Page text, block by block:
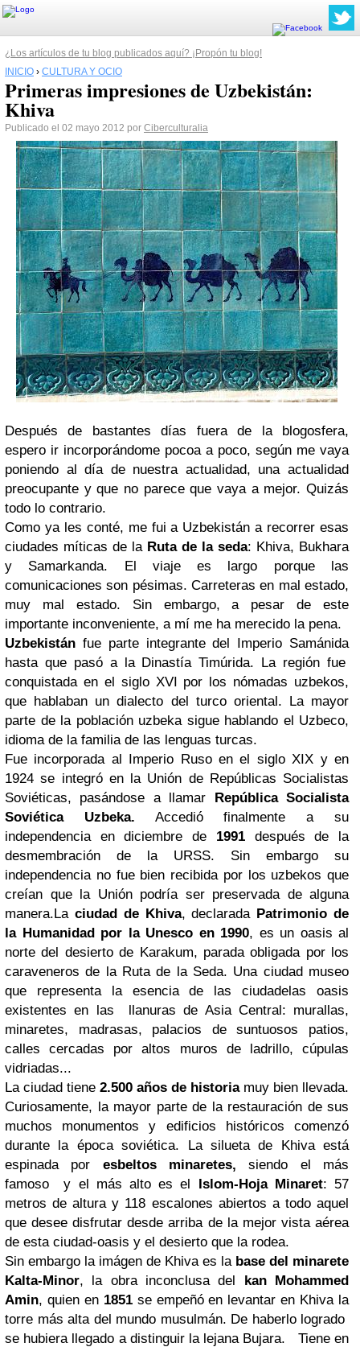
¿Los artículos de tu blog publicados aquí? ¡Propón tu blog!
INICIO › CULTURA Y OCIO
Primeras impresiones de Uzbekistán:
Khiva
Publicado el 02 mayo 2012 por Ciberculturalia
Después de bastantes días fuera de la blogosfera,
espero ir incorporándome pocoa a poco, según me vaya
poniendo al día de nuestra actualidad, una actualidad
preocupante y que no parece que vaya a mejor. Quizás
todo lo contrario.
Como ya les conté, me fui a Uzbekistán a recorrer esas
ciudades míticas de la Ruta de la seda: Khiva, Bukhara
y Samarkanda. El viaje es largo porque las
comunicaciones son pésimas. Carreteras en mal estado,
muy mal estado. Sin embargo, a pesar de este
importante inconveniente, a mí me ha merecido la pena.
Uzbekistán fue parte integrante del Imperio Samánida
hasta que pasó a la Dinastía Timúrida. La región fue
conquistada en el siglo XVI por los nómadas uzbekos,
que hablaban un dialecto del turco oriental. La mayor
parte de la población uzbeka sigue hablando el Uzbeco,
idioma de la familia de las lenguas turcas.
Fue incorporada al Imperio Ruso en el siglo XIX y en
1924se integró en la Unión de Repúblicas Socialistas
Soviéticas, pasándose a llamar República Socialista
Soviética Uzbeka. Accedió finalmente a su
independencia en diciembre de 1991después de la
desmembración de la URSS. Sin embargo su
independencia no fue bien recibida por los uzbekos que
creían que la Unión podría ser preservada de alguna
manera.La ciudad de Khiva, declarada Patrimonio de
la Humanidad por la Unesco en 1990, es un oasis al
norte del desierto de Karakum, parada obligada por los
caraveneros de la Ruta de la Seda. Una ciudad museo
que representa la esencia de las ciudadelas oasis
existentes en las
llanuras de Asia Central: murallas,
minaretes, madrasas, palacios de suntuosos patios,
calles cercadas por altos muros de ladrillo, cúpulas
vidriadas...
La ciudad tiene 2.500 años de historiamuy bien llevada.
Curiosamente, la mayor parte de la restauración de sus
muchos monumentos y edificios históricos comenzó
durante la época soviética. La silueta de Khiva está
espinada por esbeltos minaretes,siendo el más
famoso
y el más alto es el Islom-Hoja Minaret: 57
metros de altura y 118 escalones abiertos a todo aquel
que desee disfrutar desde arriba de la mejor vista aérea
de esta ciudad-oasis y el desierto que la rodea.
Sin embargo la imágen de Khiva es la base del minarete
Kalta-Minor, la obra inconclusa del kan Mohammed
Amin, quien en 1851se empeñó en levantar en Khiva la
torre más alta del mundo musulmán. De haberlo logrado
se hubiera llegado a distinguir la lejana Bujara.
Tiene en